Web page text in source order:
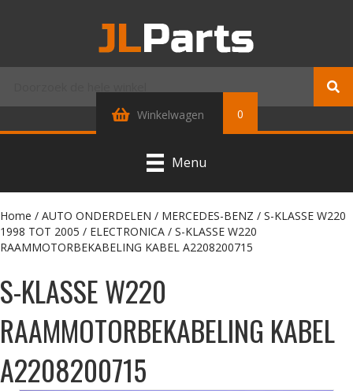
Winkelwagen 0
Menu
Home / AUTO ONDERDELEN / MERCEDES-BENZ / S-KLASSE W220
1998 TOT 2005 / ELECTRONICA / S-KLASSE W220
RAAMMOTORBEKABELING KABEL A2208200715
S-KLASSE W220
RAAMMOTORBEKABELING KABEL
A2208200715